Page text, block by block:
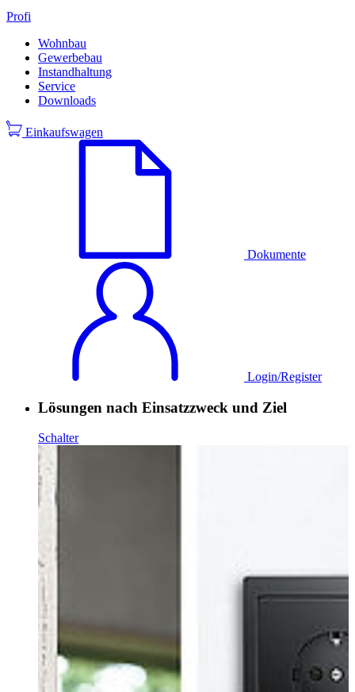
Profi
Wohnbau
Gewerbebau
Instandhaltung
Service
Downloads
Einkaufswagen
Dokumente
Login/Register
Lösungen nach Einsatzzweck und Ziel
Schalter